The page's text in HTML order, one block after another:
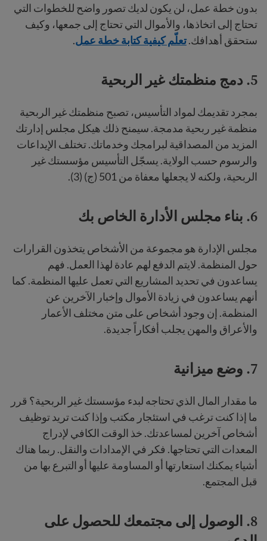
بدون خطة عمل، لن يكون لديك تصور واضح للخطوات التي
تحتاج إلى اتخاذها، والأموال التي تحتاج إلى جمعها، وكيف
ستحقق أهدافك.تعلّم كيفية كتابة خطة عمل.
5. دمج منظمتك غير الربحية
بمجرد تقديمك لمواد التأسيس، تصبح منظمتك غير الربحية
منظمة غير ربحية مدمجة. سيمنح ذلك هيكل مجلس إدارتك
المزيد من المصداقية لبرامجك وخدماتك. تختلف الإيداعات
والرسوم حسب الولاية. يسجّل التأسيس مؤسستك غير
الربحية، ولكنه لا يجعلها معفاة من 501 (ج) (3).
6. بناء مجلس الأدارة الخاص بك
مجلس الإدارة هو مجموعة من الأشخاص يتخذون القرارات
حول المنظمة. لايتم الدفع لهم عادة لهذا العمل. فهم
يساعدون في تحديد المشاريع التي تعمل عليها المنظمة. كما
أنهم يساعدون في زيادة الأموال وإخبار الآخرين عن
المنظمة. إن وجود أشخاص على متن مختلف الأعمار
والأعراق والمهن يجلب أفكاراً جديدة.
7. وضع ميزانية
ما مقدار المال الذي تحتاجه لبدء مؤسستك غير الربحية؟ قرر
ما إذا كنت ترغب في استئجار مكتب وإذا كنت تريد توظيف
أشخاص آخرين لمساعدتك. خذ الوقت الكافي لإدراج
المعدات التي تحتاجها. فكر في الإمدادات والنقل. ربما هناك
أشياء يمكنك استعارتها أو المساومة عليها أو التبرع بها من
قبل المجتمع.
8. الوصول إلى مجتمعك للحصول على